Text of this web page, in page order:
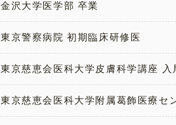
金沢大学医学部 卒業
東京警察病院 初期臨床研修医
東京慈恵会医科大学皮膚科学講座 入
東京慈恵会医科大学附属葛飾医療セ